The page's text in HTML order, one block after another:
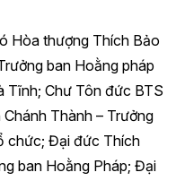
Hòa thượng Thích Bảo
ban Hoằng pháp
Tĩnh; Chư Tôn đức BTS
Thành – Trưởng
chức; Đại đức Thích
ban Hoằng Pháp; Đại